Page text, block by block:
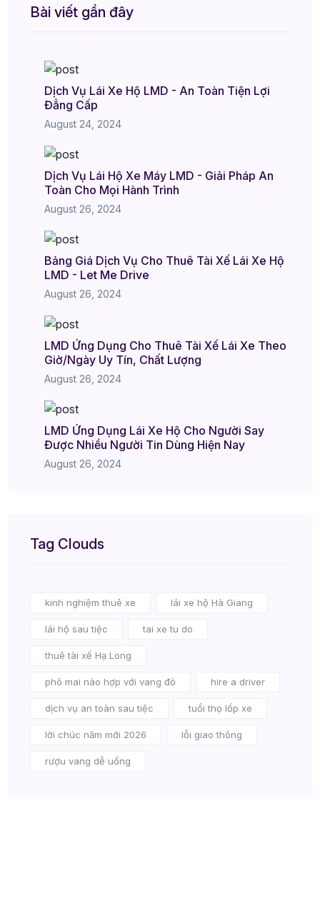
Bài viết gần đây
Dịch Vụ Lái Xe Hộ LMD - An Toàn Tiện Lợi
Đẳng Cấp
August 24, 2024
Dịch Vụ Lái Hộ Xe Máy LMD - Giải Pháp An
Toàn Cho Mọi Hành Trình
August 26, 2024
Bảng Giá Dịch Vụ Cho Thuê Tài Xế Lái Xe Hộ
LMD - Let Me Drive
August 26, 2024
LMD Ứng Dụng Cho Thuê Tài Xế Lái Xe Theo
Giờ/Ngày Uy Tín, Chất Lượng
August 26, 2024
LMD Ứng Dụng Lái Xe Hộ Cho Người Say
Được Nhiều Người Tin Dùng Hiện Nay
August 26, 2024
Tag Clouds
kinh nghiệm thuê xe lái xe hộ Hà Giang
lái hộ sau tiệc tai xe tu do
thuê tài xế Hạ Long
phô mai nào hợp với vang đỏ hire a driver
dịch vụ an toàn sau tiệc tuổi thọ lốp xe
lời chúc năm mới 2026 lỗi giao thông
rượu vang dễ uống